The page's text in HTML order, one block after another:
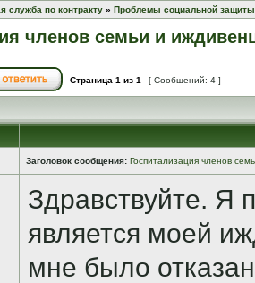
служба по контракту » Проблемы социальной защиты
членов семьи и
Страница 1 из 1 [ Сообщений: 4 ]
Заголовок сообщения: Госпитализация членов
Здравствуйте. Я
является моей
мне было